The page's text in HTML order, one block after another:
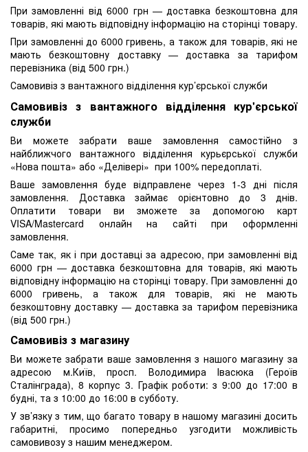
При замовленні від 6000 грн — доставка безкоштовна для
товарів, які мають відповідну інформацію на сторінці товару.
При замовленні до 6000 гривень, а також для товарів, які не
мають безкоштовну доставку — доставка за тарифом
перевізника (від 500 грн.)
Самовивіз з вантажного відділення кур’єрської служби
Самовивіз з вантажного відділення кур'єрської
служби
Ви можете забрати ваше замовлення самостійно з
найближчого вантажного відділення курьєрської служби
«Нова пошта» або «Делівері» при 100% передоплаті.
Ваше замовлення буде відправлене через 1-3 дні після
замовлення. Доставка займає орієнтовно до 3 днів.
Оплатити товари ви зможете за допомогою карт
VISA/Mastercard онлайн на сайті при оформленні
замовлення.
Саме так, як і при доставці за адресою, при замовленні від
6000 грн — доставка безкоштовна для товарів, які мають
відповідну інформацію на сторінці товару. При замовленні до
6000 гривень, а також для товарів, які не мають
безкоштовну доставку — доставка за тарифом перевізника
(від 500 грн.)
Самовивіз з магазину
Ви можете забрати ваше замовлення з нашого магазину за
адресою м.Київ, просп. Володимира Івасюка (Героїв
Сталінграда), 8 корпус 3. Графік роботи: з 9:00 до 17:00 в
будні, та з 10:00 до 16:00 в субботу.
У зв’язку з тим, що багато товару в нашому магазині досить
габаритні, просимо попередньо узгодити можливість
самовивозу з нашим менеджером.